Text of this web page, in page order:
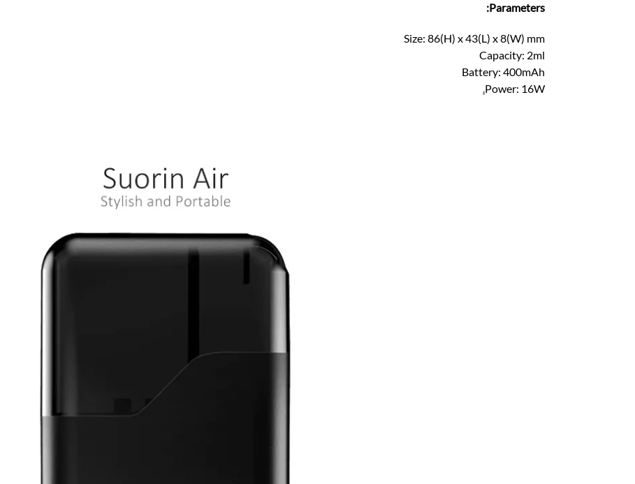
Parameters:
Size: 86(H) x 43(L) x 8(W) mm
Capacity: 2ml
Battery: 400mAh
Power: 16W